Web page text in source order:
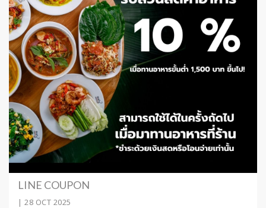
LINE COUPON
| 28 OCT 2025